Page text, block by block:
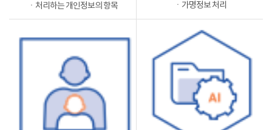
ㆍ처리하는 개인정보의 항목 ㆍ가명정보 처리